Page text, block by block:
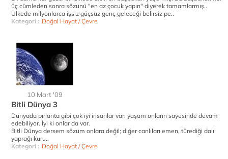
üç cümleden sonra sözünü "en az çocuk yapın" diyerek tamamlarmış..
Ülkede milyonlarca işsiz güçsüz genç geleceği belirsiz pe..
Kategori : Doğal Hayat / Çevre
10 Mart '09
Bitli Dünya 3
Dünyada pırlanta gibi çok iyi insanlar var; yaşam onların sayesinde devam
edebiliyor. İyi ki onlar da var.
Bitli Dünya dersem sözüm onlara değil; diğer canlıları emen, türediği dalı
yaprağı kuru..
Kategori : Doğal Hayat / Çevre